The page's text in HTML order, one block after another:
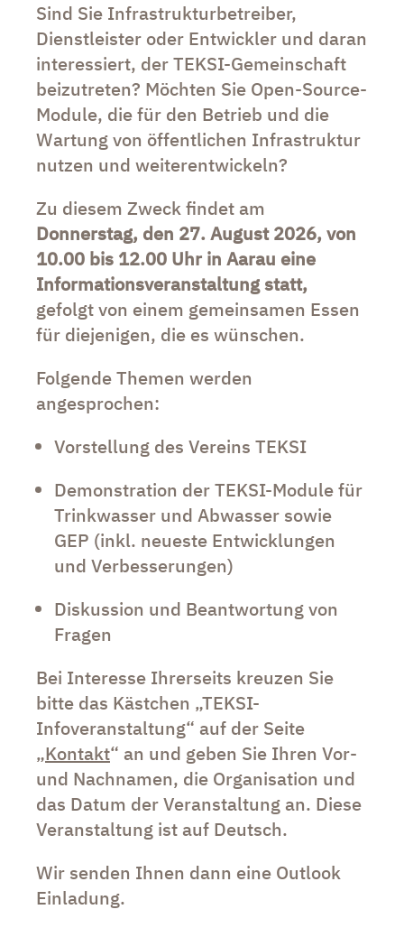
Sind Sie Infrastrukturbetreiber,
Dienstleister oder Entwickler und daran
interessiert, der TEKSI-Gemeinschaft
beizutreten? Möchten Sie Open-Source-
Module, die für den Betrieb und die
Wartung von öffentlichen Infrastruktur
nutzen und weiterentwickeln?
Zu diesem Zweck findet am
Donnerstag, den 27. August 2026, von
10.00 bis 12.00 Uhr in Aarau eine
Informationsveranstaltung statt,
gefolgt von einem gemeinsamen Essen
für diejenigen, die es wünschen.
Folgende Themen werden
angesprochen:
Vorstellung des Vereins TEKSI
Demonstration der TEKSI-Module für
Trinkwasser und Abwasser sowie
GEP (inkl. neueste Entwicklungen
und Verbesserungen)
Diskussion und Beantwortung von
Fragen
Bei Interesse Ihrerseits kreuzen Sie
bitte das Kästchen „TEKSI-
Infoveranstaltung“ auf der Seite
„Kontakt“ an und geben Sie Ihren Vor-
und Nachnamen, die Organisation und
das Datum der Veranstaltung an. Diese
Veranstaltung ist auf Deutsch.
Wir senden Ihnen dann eine Outlook
Einladung.